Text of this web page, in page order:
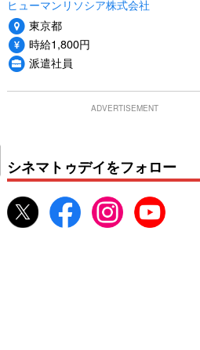
アンフェア the answer
U-NEXTで見る
ヒューマンリソシア株式会社
東京都
時給1,800円
派遣社員
ADVERTISEMENT
シネマトゥデイをフォロー